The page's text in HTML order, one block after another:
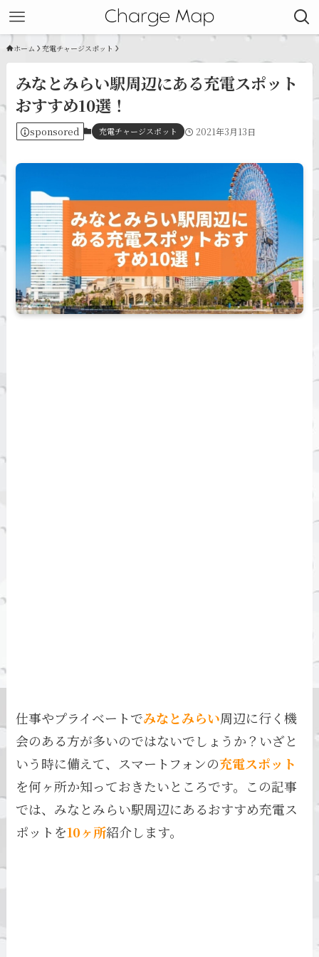
ホーム 充電チャージスポット
みなとみらい駅周辺にある充電スポット
おすすめ10選！
sponsored 充電チャージスポット 2021年3月13日
仕事やプライベートでみなとみらい周辺に行く機
会のある方が多いのではないでしょうか？いざと
いう時に備えて、スマートフォンの充電スポット
を何ヶ所か知っておきたいところです。この記事
では、みなとみらい駅周辺にあるおすすめ充電ス
ポットを10ヶ所紹介します。